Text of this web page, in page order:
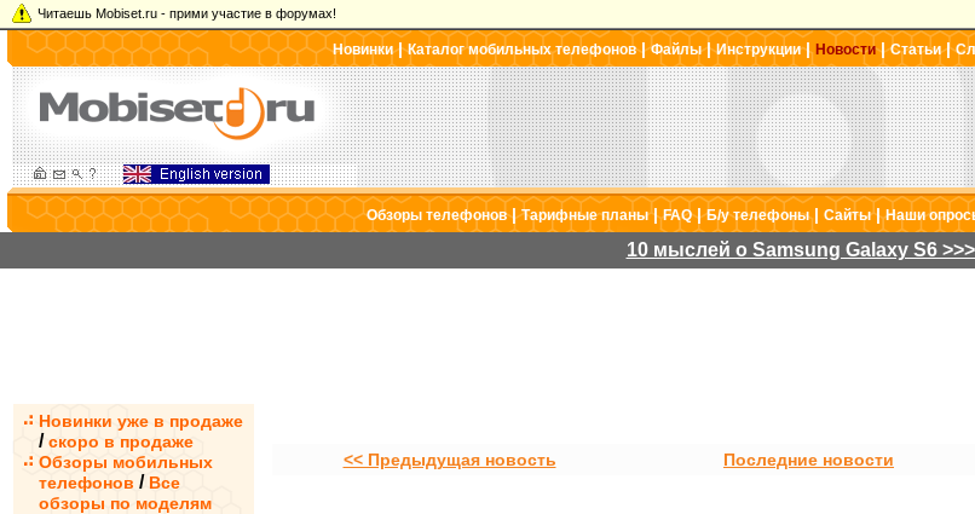
Читаешь Mobiset.ru - прими участие в форумах!
Новинки|Каталог мобильных телефонов|Файлы|Инструкции| Новости|Статьи|
Обзоры телефонов|Тарифные планы|FAQ|Б/у телефоны| Сайты|Наши
10 мыслей о Samsung Galaxy S6
Новинки уже в продаже
/ скоро в продаже
Обзоры мобильных
телефонов / Все
обзоры по моделям
<< Предыдущая новость Последние новости